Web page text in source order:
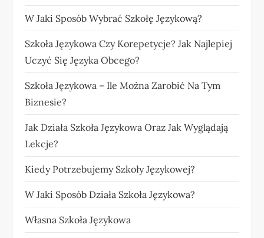
W Jaki Sposób Wybrać Szkołę Językową?
Szkoła Językowa Czy Korepetycje? Jak Najlepiej
Uczyć Się Języka Obcego?
Szkoła Językowa – Ile Można Zarobić Na Tym
Biznesie?
Jak Działa Szkoła Językowa Oraz Jak Wyglądają
Lekcje?
Kiedy Potrzebujemy Szkoły Językowej?
W Jaki Sposób Działa Szkoła Językowa?
Własna Szkoła Językowa